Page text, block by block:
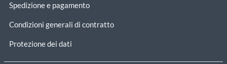
Spedizione e pagamento
Condizioni generali di contratto
Protezione dei dati